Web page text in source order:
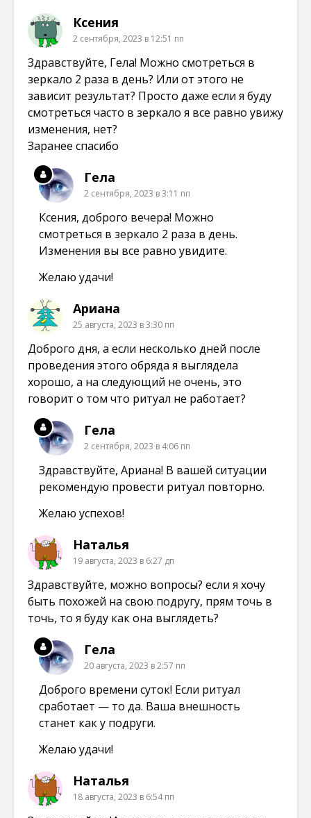
Ксения
2 сентября, 2023 в 12:51 пп
Здравствуйте, Гела! Можно смотреться в
зеркало 2 раза в день? Или от этого не
зависит результат? Просто даже если я буду
смотреться часто в зеркало я все равно увижу
изменения, нет?
Заранее спасибо
Гела
2 сентября, 2023 в 3:11 пп
Ксения, доброго вечера! Можно
смотреться в зеркало 2 раза в день.
Изменения вы все равно увидите.
Желаю удачи!
Ариана
25 августа, 2023 в 3:30 пп
Доброго дня, а если несколько дней после
проведения этого обряда я выглядела
хорошо, а на следующий не очень, это
говорит о том что ритуал не работает?
Гела
2 сентября, 2023 в 4:06 пп
Здравствуйте, Ариана! В вашей ситуации
рекомендую провести ритуал повторно.
Желаю успехов!
Наталья
19 августа, 2023 в 6:27 дп
Здравствуйте, можно вопросы? если я хочу
быть похожей на свою подругу, прям точь в
точь, то я буду как она выглядеть?
Гела
20 августа, 2023 в 2:57 пп
Доброго времени суток! Если ритуал
сработает — то да. Ваша внешность
станет как у подруги.
Желаю удачи!
Наталья
18 августа, 2023 в 6:54 пп